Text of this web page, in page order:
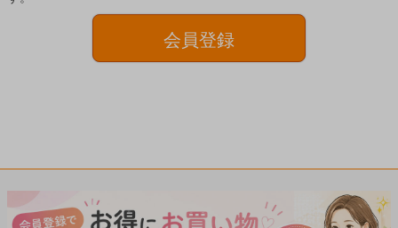
会員登録